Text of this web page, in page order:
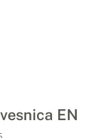
EN